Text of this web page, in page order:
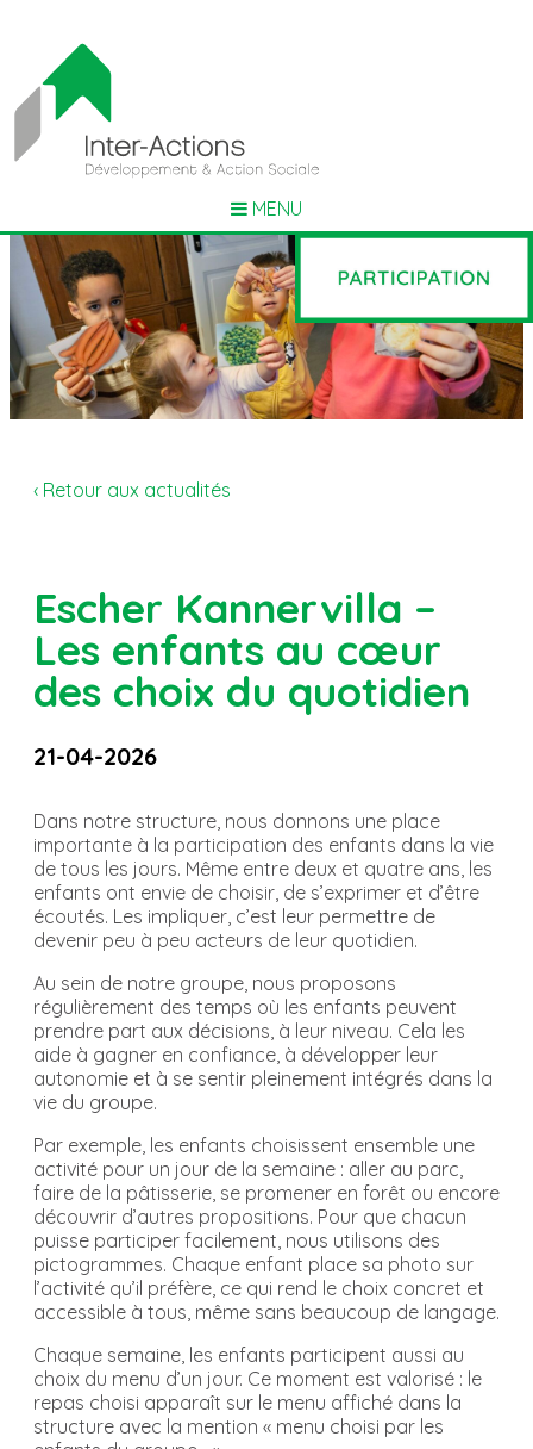
MENU
‹ Retour aux actualités
Escher Kannervilla –
Les enfants au cœur
des choix du quotidien
21-04-2026
Dans notre structure, nous donnons une place
importante à la participation des enfants dans la vie
de tous les jours. Même entre deux et quatre ans, les
enfants ont envie de choisir, de s’exprimer et d’être
écoutés. Les impliquer, c’est leur permettre de
devenir peu à peu acteurs de leur quotidien.
Au sein de notre groupe, nous proposons
régulièrement des temps où les enfants peuvent
prendre part aux décisions, à leur niveau. Cela les
aide à gagner en confiance, à développer leur
autonomie et à se sentir pleinement intégrés dans la
vie du groupe.
Par exemple, les enfants choisissent ensemble une
activité pour un jour de la semaine : aller au parc,
faire de la pâtisserie, se promener en forêt ou encore
découvrir d’autres propositions. Pour que chacun
puisse participer facilement, nous utilisons des
pictogrammes. Chaque enfant place sa photo sur
l’activité qu’il préfère, ce qui rend le choix concret et
accessible à tous, même sans beaucoup de langage.
Chaque semaine, les enfants participent aussi au
choix du menu d’un jour. Ce moment est valorisé : le
repas choisi apparaît sur le menu affiché dans la
structure avec la mention « menu choisi par les